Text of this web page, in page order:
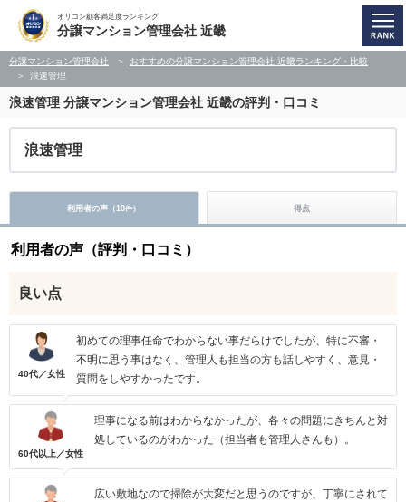
オリコン顧客満足度ランキング
分譲マンション管理会社 近畿
分譲マンション管理会社
おすすめの分譲マンション管理会社 近畿ランキング・比較
浪速管理
浪速管理 分譲マンション管理会社 近畿の評判・口コミ
浪速管理
利用者の声（18件） 得点
利用者の声（評判・口コミ）
良い点
40代／女性
初めての理事任命でわからない事だらけでしたが、特に不審・
不明に思う事はなく、管理人も担当の方も話しやすく、意見・
質問をしやすかったです。
60代以上／女性
理事になる前はわからなかったが、各々の問題にきちんと対
処しているのがわかった（担当者も管理人さんも）。
広い敷地なので掃除が大変だと思うのですが、丁寧にされて